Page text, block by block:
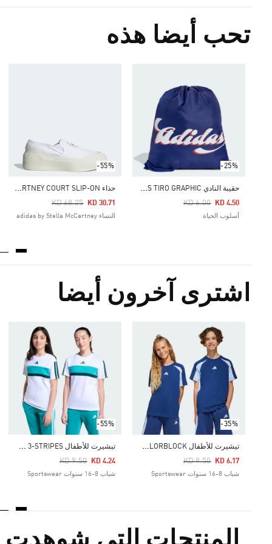
تحب أيضا هذه
-25%
ح
قيبة النادي ADIDAS TIRO GRAPHIC
Price Reduced From
KD 6.00
To KD 4.50
أسلوب الحياة
-55%
ح
ذاء ADIDAS BY STELLA MCCARTNEY COURT SLIP-ON
Price Reduced From
KD 68.25
To KD 30.71
النساء adidas by Stella McCartney
اشترى آخرون أيضا
-35%
ت
يشيرت للأطفال SEASONAL ESSENTIALS COLORBLOCK
Price Reduced From
KD 9.50
To KD 6.17
شباب 8-16 سنوات Sportswear
-55%
ت
يشيرت للأطفال SEASONAL ESSENTIALS TIBERIO 3-STRIPES
Price Reduced From
KD 9.50
To KD 4.24
شباب 8-16 سنوات Sportswear